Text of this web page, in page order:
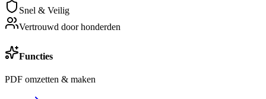
Snel & Veilig
Vertrouwd door honderden
Functies
PDF omzetten & maken